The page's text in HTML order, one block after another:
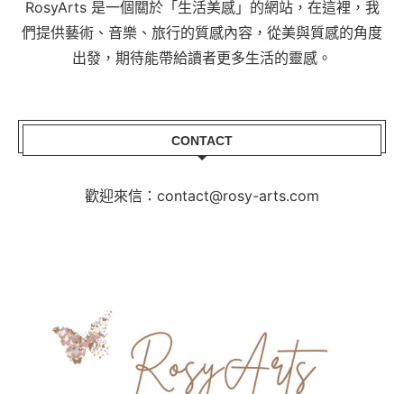
RosyArts 是一個關於「生活美感」的網站，在這裡，我
們提供藝術、音樂、旅行的質感內容，從美與質感的角度
出發，期待能帶給讀者更多生活的靈感。
CONTACT
歡迎來信：contact@rosy-arts.com